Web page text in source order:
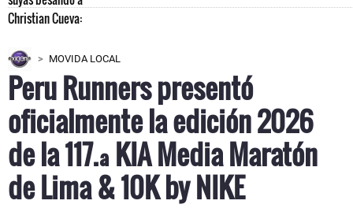
MOVIDA LOCAL
Peru Runners presentó
oficialmente la edición 2026
de la 117.ª KIA Media Maratón
de Lima & 10K by NIKE